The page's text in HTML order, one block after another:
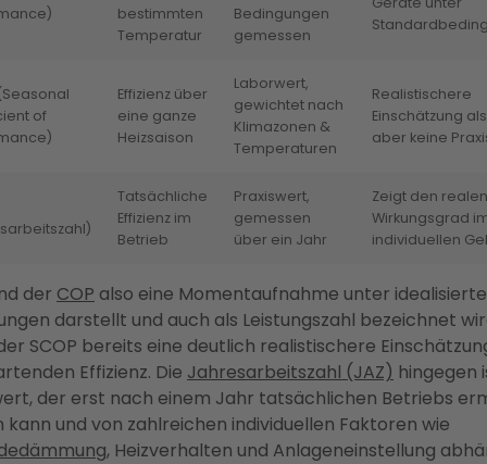
bestimmten
Temperatur
Bedingungen
gemessen
of
Effizienz über
eine ganze
Heizsaison
Laborwert,
gewichtet nach
Klimazonen &
Temperaturen
Realistischere
Einschätzung
aber keine
Tatsächliche
Effizienz im
Betrieb
Praxiswert,
gemessen
über ein Jahr
Zeigt den realen
Wirkungsgrad
individuellen
der COP also eine Momentaufnahme unter
darstellt und auch als Leistungszahl bezeichnet
SCOP bereits eine deutlich realistischere
Effizienz. Die Jahresarbeitszahl (JAZ) hingegen
der erst nach einem Jahr tatsächlichen Betriebs
kann und von zahlreichen individuellen Faktoren wie
, Heizverhalten und Anlageneinstellung